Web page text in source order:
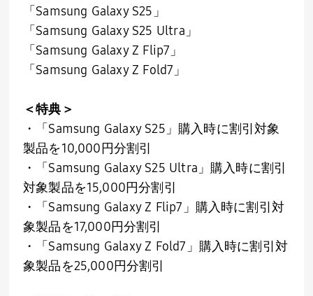
「Samsung Galaxy S25 」
「Samsung Galaxy S25 Ultra 」
「Samsung Galaxy Z Flip7 」
「Samsung Galaxy Z Fold7 」
＜特典＞
・「Samsung Galaxy S25 」購入時に割引対象
製品を10,000円分割引
・「Samsung Galaxy S25 Ultra 」購入時に割引
対象製品を15,000円分割引
・「Samsung Galaxy Z Flip7 」購入時に割引対
象製品を17,000円分割引
・「Samsung Galaxy Z Fold7 」購入時に割引対
象製品を25,000円分割引